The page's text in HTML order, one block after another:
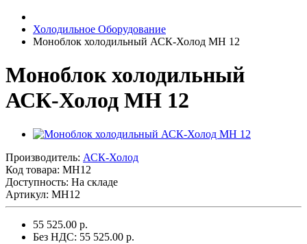
Холодильное Оборудование
Моноблок холодильный АСК-Холод MH 12
Моноблок холодильный
АСК-Холод MH 12
Производитель: АСК-Холод
Код товара: MH12
Доступность: На складе
Артикул: MH12
55 525.00 р.
Без НДС: 55 525.00 р.